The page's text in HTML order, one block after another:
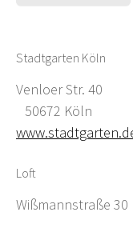
Stadtgarten Köln
Venloer Str. 40
50672 Köln
Loft
Wißmannstraße 30